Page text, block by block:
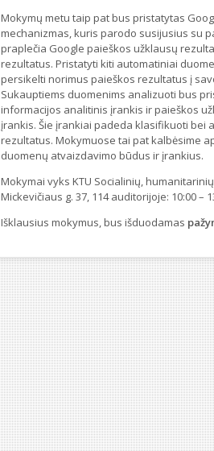
Mokymų metu taip pat bus pristatytas
mechanizmas, kuris parodo susijusius su
praplečia Google paieškos užklausų
rezultatus. Pristatyti kiti automatiniai
persikelti norimus paieškos rezultatus į
Sukauptiems duomenims analizuoti bus
informacijos analitinis įrankis ir paieškos
įrankis. Šie įrankiai padeda klasifikuoti bei
rezultatus. Mokymuose tai pat kalbėsime
duomenų atvaizdavimo būdus ir įrankius.
Mokymai vyks KTU Socialinių,
Mickevičiaus g. 37, 114 auditorijoje: 10:00 –
Išklausius mokymus, bus išduodamas